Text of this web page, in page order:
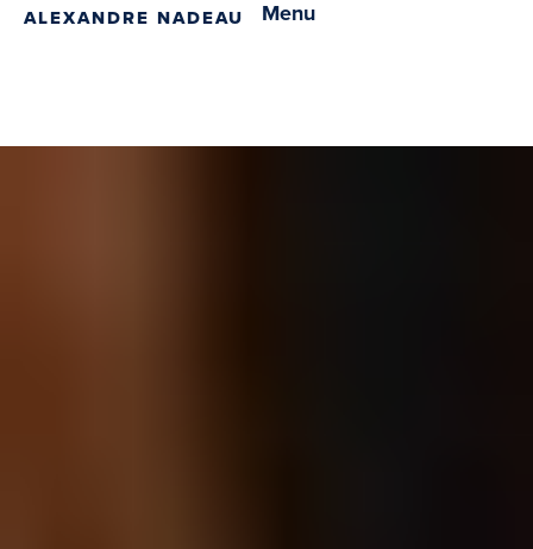
ALEXANDRE NADEAU Menu